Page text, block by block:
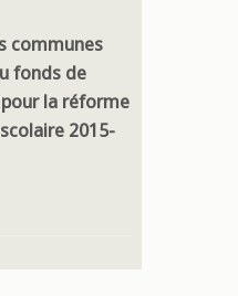
communes
fonds de
la réforme
2015-